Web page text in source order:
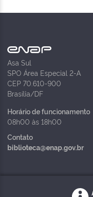
Asa Sul
SPO Área Especial 2-A
CEP 70.610-900
Brasília/DF
Horário de funcionamento
08h00 às 18h00
Contato
biblioteca@enap.gov.br